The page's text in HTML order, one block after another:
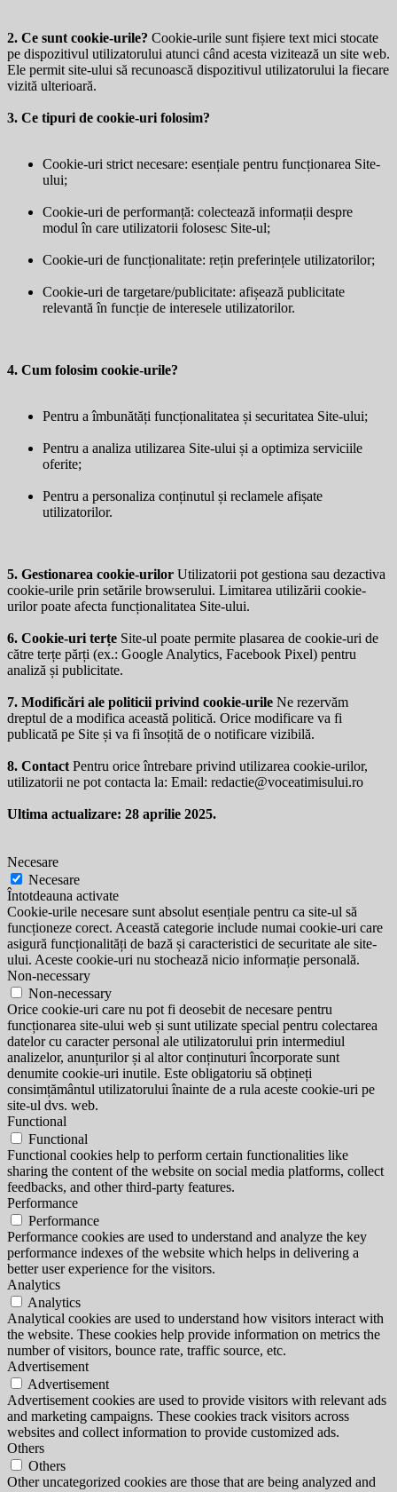
2. Ce sunt cookie-urile? Cookie-urile sunt fișiere text mici stocate
pe dispozitivul utilizatorului atunci când acesta vizitează un site web.
Ele permit site-ului să recunoască dispozitivul utilizatorului la fiecare
vizită ulterioară.
3. Ce tipuri de cookie-uri folosim?
Cookie-uri strict necesare: esențiale pentru funcționarea Site-
ului;
Cookie-uri de performanță: colectează informații despre
modul în care utilizatorii folosesc Site-ul;
Cookie-uri de funcționalitate: rețin preferințele utilizatorilor;
Cookie-uri de targetare/publicitate: afișează publicitate
relevantă în funcție de interesele utilizatorilor.
4. Cum folosim cookie-urile?
Pentru a îmbunătăți funcționalitatea și securitatea Site-ului;
Pentru a analiza utilizarea Site-ului și a optimiza serviciile
oferite;
Pentru a personaliza conținutul și reclamele afișate
utilizatorilor.
5. Gestionarea cookie-urilor Utilizatorii pot gestiona sau dezactiva
cookie-urile prin setările browserului. Limitarea utilizării cookie-
urilor poate afecta funcționalitatea Site-ului.
6. Cookie-uri terțe Site-ul poate permite plasarea de cookie-uri de
către terțe părți (ex.: Google Analytics, Facebook Pixel) pentru
analiză și publicitate.
7. Modificări ale politicii privind cookie-urile Ne rezervăm
dreptul de a modifica această politică. Orice modificare va fi
publicată pe Site și va fi însoțită de o notificare vizibilă.
8. Contact Pentru orice întrebare privind utilizarea cookie-urilor,
utilizatorii ne pot contacta la: Email: redactie@voceatimisului.ro
Ultima actualizare: 28 aprilie 2025.
Necesare
Necesare
Întotdeauna activate
Cookie-urile necesare sunt absolut esențiale pentru ca site-ul să
funcționeze corect. Această categorie include numai cookie-uri care
asigură funcționalități de bază și caracteristici de securitate ale site-
ului. Aceste cookie-uri nu stochează nicio informație personală.
Non-necessary
Non-necessary
Orice cookie-uri care nu pot fi deosebit de necesare pentru
funcționarea site-ului web și sunt utilizate special pentru colectarea
datelor cu caracter personal ale utilizatorului prin intermediul
analizelor, anunțurilor și al altor conținuturi încorporate sunt
denumite cookie-uri inutile. Este obligatoriu să obțineți
consimțământul utilizatorului înainte de a rula aceste cookie-uri pe
site-ul dvs. web.
Functional
Functional
Functional cookies help to perform certain functionalities like
sharing the content of the website on social media platforms, collect
feedbacks, and other third-party features.
Performance
Performance
Performance cookies are used to understand and analyze the key
performance indexes of the website which helps in delivering a
better user experience for the visitors.
Analytics
Analytics
Analytical cookies are used to understand how visitors interact with
the website. These cookies help provide information on metrics the
number of visitors, bounce rate, traffic source, etc.
Advertisement
Advertisement
Advertisement cookies are used to provide visitors with relevant ads
and marketing campaigns. These cookies track visitors across
websites and collect information to provide customized ads.
Others
Others
Other uncategorized cookies are those that are being analyzed and